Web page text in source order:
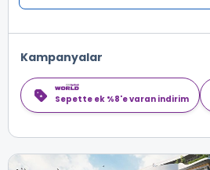
Kampanyalar
Sepette ek %8'e varan indirim